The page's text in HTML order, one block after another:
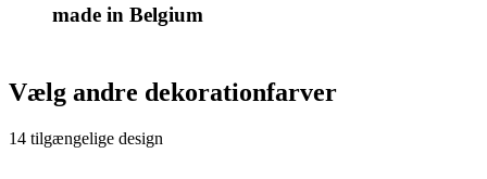
made in Belgium
Vælg andre dekorationfarver
14 tilgængelige design